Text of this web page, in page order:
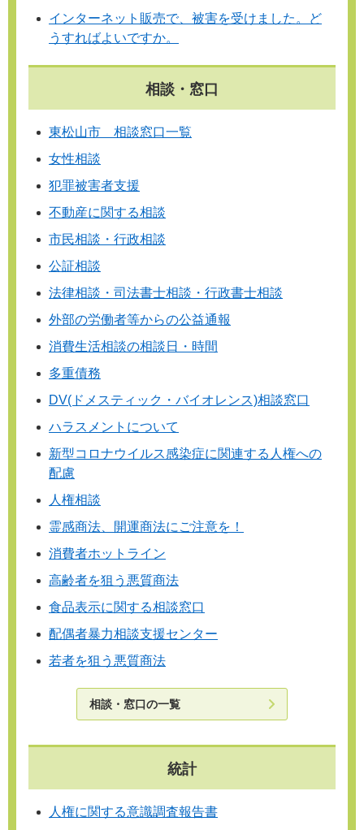
インターネット販売で、被害を受けました。ど
うすればよいですか。
相談・窓口
東松山市 相談窓口一覧
女性相談
犯罪被害者支援
不動産に関する相談
市民相談・行政相談
公証相談
法律相談・司法書士相談・行政書士相談
外部の労働者等からの公益通報
消費生活相談の相談日・時間
多重債務
DV(ドメスティック・バイオレンス)相談窓口
ハラスメントについて
新型コロナウイルス感染症に関連する人権への
配慮
人権相談
霊感商法、開運商法にご注意を！
消費者ホットライン
高齢者を狙う悪質商法
食品表示に関する相談窓口
配偶者暴力相談支援センター
若者を狙う悪質商法
相談・窓口の一覧
統計
人権に関する意識調査報告書